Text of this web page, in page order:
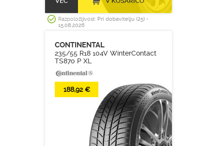
Razpoložljivost: Pri dobavitelju (25) -
15.08.2026
CONTINENTAL
235/55 R18 104V WinterContact
TS870 P XL
188,92 €